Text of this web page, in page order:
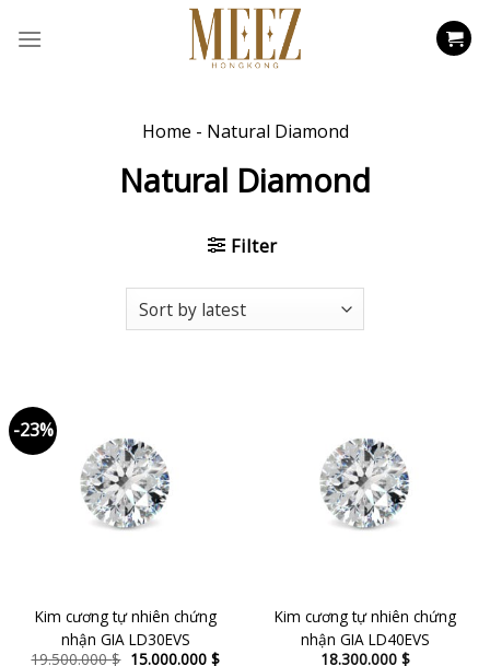
Home - Natural Diamond
Natural Diamond
Filter
-23%
Kim cương tự nhiên chứng
nhận GIA LD30EVS
19.500.000$ Original
15.000.000 $Current
Kim cương tự nhiên chứng
nhận GIA LD40EVS
18.300.000 $